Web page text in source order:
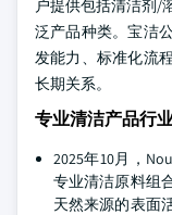
户提供包括清洁剂/
泛产品种类。宝洁
发能力、标准化流
长期关系。
专业清洁产品行
2025年10月，
专业清洁原料组
天然来源的表面